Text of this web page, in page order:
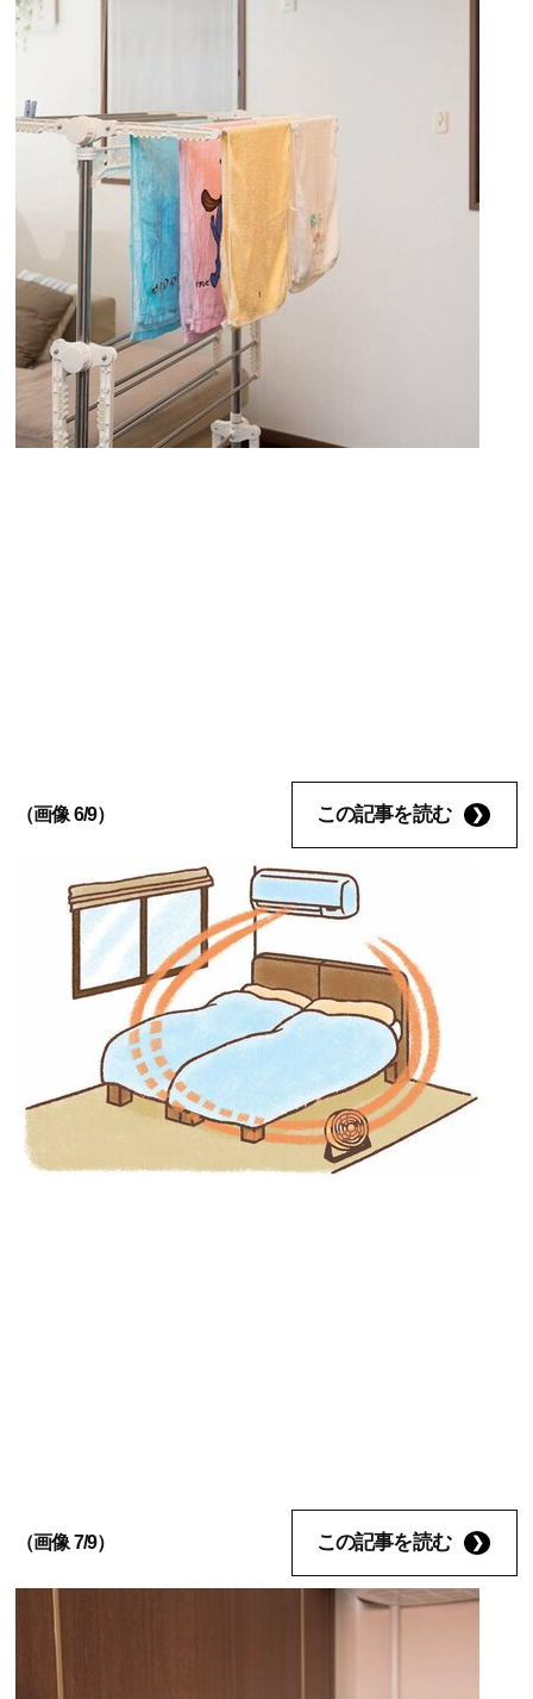
（画像 6/9） この記事を読む
（画像 7/9） この記事を読む